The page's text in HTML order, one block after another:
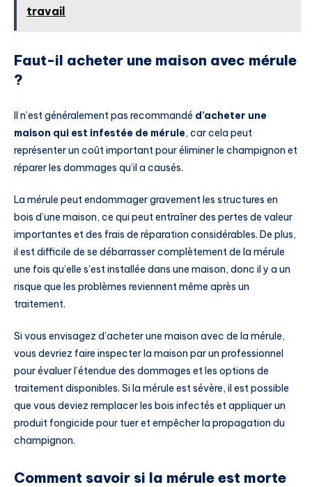
travail
Faut-il acheter une maison avec mérule
?
Il n’est généralement pas recommandé d’acheter une
maison qui est infestée de mérule, car cela peut
représenter un coût important pour éliminer le champignon et
réparer les dommages qu’il a causés.
La mérule peut endommager gravement les structures en
bois d’une maison, ce qui peut entraîner des pertes de valeur
importantes et des frais de réparation considérables. De plus,
il est difficile de se débarrasser complètement de la mérule
une fois qu’elle s’est installée dans une maison, donc il y a un
risque que les problèmes reviennent même après un
traitement.
Si vous envisagez d’acheter une maison avec de la mérule,
vous devriez faire inspecter la maison par un professionnel
pour évaluer l’étendue des dommages et les options de
traitement disponibles. Si la mérule est sévère, il est possible
que vous deviez remplacer les bois infectés et appliquer un
produit fongicide pour tuer et empêcher la propagation du
champignon.
Comment savoir si la mérule est morte